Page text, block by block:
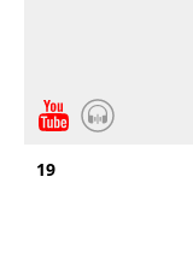
19